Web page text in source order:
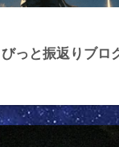
っと振返りブロ